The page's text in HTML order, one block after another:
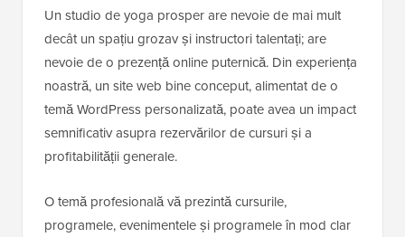
Un studio de yoga prosper are nevoie de mai mult
decât un spațiu grozav și instructori talentați; are
nevoie de o prezență online puternică. Din experiența
noastră, un site web bine conceput, alimentat de o
temă WordPress personalizată, poate avea un impact
semnificativ asupra rezervărilor de cursuri și a
profitabilității generale.
O temă profesională vă prezintă cursurile,
programele, evenimentele și programele în mod clar